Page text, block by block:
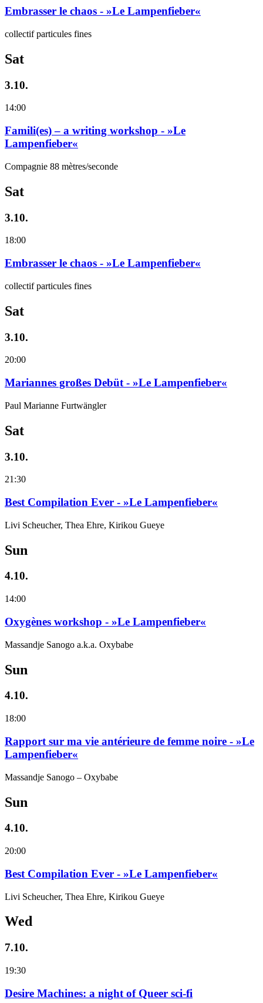
Embrasser le chaos - »Le Lampenfieber«
collectif particules fines
Sat
3.10.
14:00
Famili(es) – a writing workshop - »Le
Lampenfieber«
Compagnie 88 mètres/seconde
Sat
3.10.
18:00
Embrasser le chaos - »Le Lampenfieber«
collectif particules fines
Sat
3.10.
20:00
Mariannes großes Debüt - »Le Lampenfieber«
Paul Marianne Furtwängler
Sat
3.10.
21:30
Best Compilation Ever - »Le Lampenfieber«
Livi Scheucher, Thea Ehre, Kirikou Gueye
Sun
4.10.
14:00
Oxygènes workshop - »Le Lampenfieber«
Massandje Sanogo a.k.a. Oxybabe
Sun
4.10.
18:00
Rapport sur ma vie antérieure de femme noire - »Le
Lampenfieber«
Massandje Sanogo – Oxybabe
Sun
4.10.
20:00
Best Compilation Ever - »Le Lampenfieber«
Livi Scheucher, Thea Ehre, Kirikou Gueye
Wed
7.10.
19:30
Desire Machines: a night of Queer sci-fi